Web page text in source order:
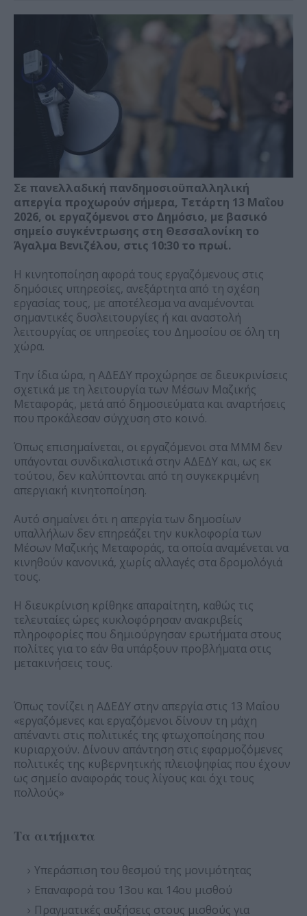
Σε πανελλαδική πανδημοσιοϋπαλληλική
απεργία προχωρούν σήμερα, Τετάρτη 13 Μαΐου
2026, οι εργαζόμενοι στο Δημόσιο, με βασικό
σημείο συγκέντρωσης στη Θεσσαλονίκη το
Άγαλμα Βενιζέλου, στις 10:30 το πρωί.
Η κινητοποίηση αφορά τους εργαζόμενους στις
δημόσιες υπηρεσίες, ανεξάρτητα από τη σχέση
εργασίας τους, με αποτέλεσμα να αναμένονται
σημαντικές δυσλειτουργίες ή και αναστολή
λειτουργίας σε υπηρεσίες του Δημοσίου σε όλη τη
χώρα.
Την ίδια ώρα, η ΑΔΕΔΥ προχώρησε σε διευκρινίσεις
σχετικά με τη λειτουργία των Μέσων Μαζικής
Μεταφοράς, μετά από δημοσιεύματα και αναρτήσεις
που προκάλεσαν σύγχυση στο κοινό.
Όπως επισημαίνεται, οι εργαζόμενοι στα ΜΜΜ δεν
υπάγονται συνδικαλιστικά στην ΑΔΕΔΥ και, ως εκ
τούτου, δεν καλύπτονται από τη συγκεκριμένη
απεργιακή κινητοποίηση.
Αυτό σημαίνει ότι η απεργία των δημοσίων
υπαλλήλων δεν επηρεάζει την κυκλοφορία των
Μέσων Μαζικής Μεταφοράς, τα οποία αναμένεται να
κινηθούν κανονικά, χωρίς αλλαγές στα δρομολόγιά
τους.
Η διευκρίνιση κρίθηκε απαραίτητη, καθώς τις
τελευταίες ώρες κυκλοφόρησαν ανακριβείς
πληροφορίες που δημιούργησαν ερωτήματα στους
πολίτες για το εάν θα υπάρξουν προβλήματα στις
μετακινήσεις τους.
Όπως τονίζει η ΑΔΕΔΥ στην απεργία στις 13 Μαΐου
«εργαζόμενες και εργαζόμενοι δίνουν τη μάχη
απέναντι στις πολιτικές της φτωχοποίησης που
κυριαρχούν. Δίνουν απάντηση στις εφαρμοζόμενες
πολιτικές της κυβερνητικής πλειοψηφίας που έχουν
ως σημείο αναφοράς τους λίγους και όχι τους
πολλούς»
Τα αιτήματα
Υπεράσπιση του θεσμού της μονιμότητας
Επαναφορά του 13ου και 14ου μισθού
Πραγματικές αυξήσεις στους μισθούς για